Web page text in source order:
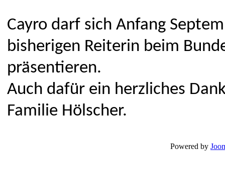
Cayro darf sich Anfang
bisherigen Reiterin beim
präsentieren.
Auch dafür ein herzliches
Familie Hölscher.
Powered by